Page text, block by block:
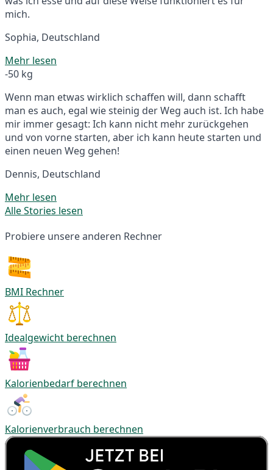
mich.
Sophia, Deutschland
Mehr lesen
-50 kg
Wenn man etwas wirklich schaffen will, dann schafft
man es auch, egal wie steinig der Weg auch ist. Ich habe
mir immer gesagt: Ich kann nicht mehr zurückgehen
und von vorne starten, aber ich kann heute starten und
einen neuen Weg gehen!
Dennis, Deutschland
Mehr lesen
Alle Stories lesen
Probiere unsere anderen Rechner
BMI Rechner
Idealgewicht berechnen
Kalorienbedarf berechnen
Kalorienverbrauch berechnen